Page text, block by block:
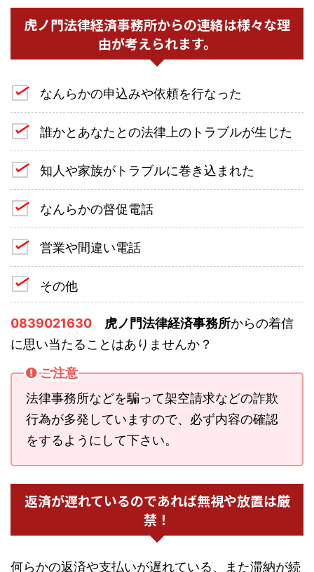
虎ノ門法律経済事務所からの連絡は様々な理
由が考えられます。
なんらかの申込みや依頼を行なった
誰かとあなたとの法律上のトラブルが生じた
知人や家族がトラブルに巻き込まれた
なんらかの督促電話
営業や間違い電話
その他
0839021630 虎ノ門法律経済事務所からの着信
に思い当たることはありませんか？
ご注意
法律事務所などを騙って架空請求などの詐欺
行為が多発していますので、必ず内容の確認
をするようにして下さい。
返済が遅れているのであれば無視や放置は厳
禁！
何らかの返済や支払いが遅れている、また滞納が続